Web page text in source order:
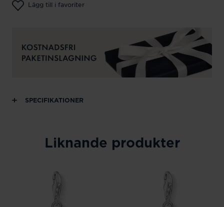
Lägg till i favoriter
SPECIFIKATIONER
Liknande produkter